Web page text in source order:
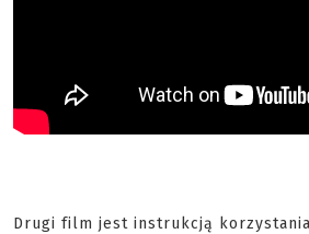
Drugi film jest instrukcją